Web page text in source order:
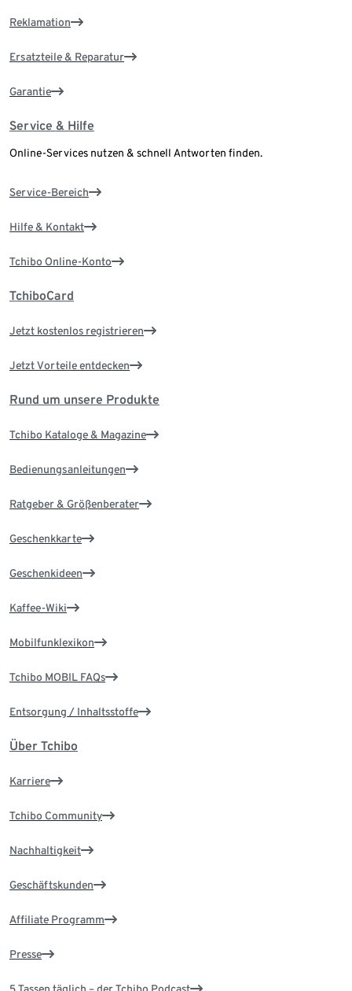
Reklamation
Ersatzteile & Reparatur
Garantie
Service & Hilfe
Online-Services nutzen & schnell Antworten finden.
Service-Bereich
Hilfe & Kontakt
Tchibo Online-Konto
TchiboCard
Jetzt kostenlos registrieren
Jetzt Vorteile entdecken
Rund um unsere Produkte
Tchibo Kataloge & Magazine
Bedienungsanleitungen
Ratgeber & Größenberater
Geschenkkarte
Geschenkideen
Kaffee-Wiki
Mobilfunklexikon
Tchibo MOBIL FAQs
Entsorgung / Inhaltsstoffe
Über Tchibo
Karriere
Tchibo Community
Nachhaltigkeit
Geschäftskunden
Affiliate Programm
Presse